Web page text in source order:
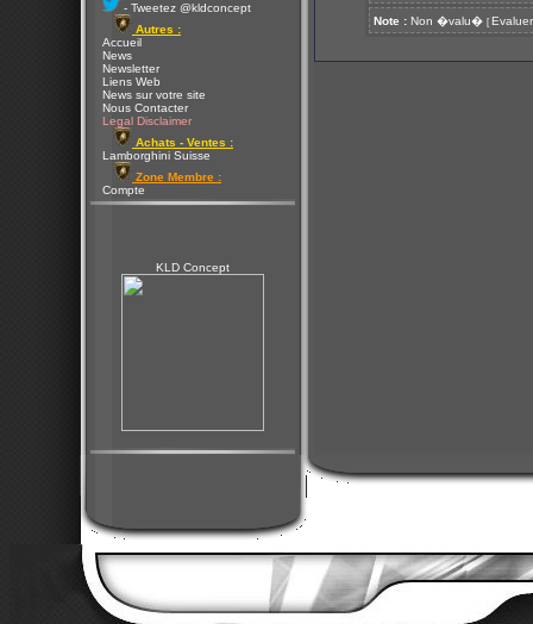
- Tweetez @kldconcept
Autres :
Accueil
News
Newsletter
Liens Web
News sur votre site
Nous Contacter
Legal Disclaimer
Achats - Ventes :
Lamborghini Suisse
Zone Membre :
Compte
KLD Concept
Note : Non �valu� [ Evaluer